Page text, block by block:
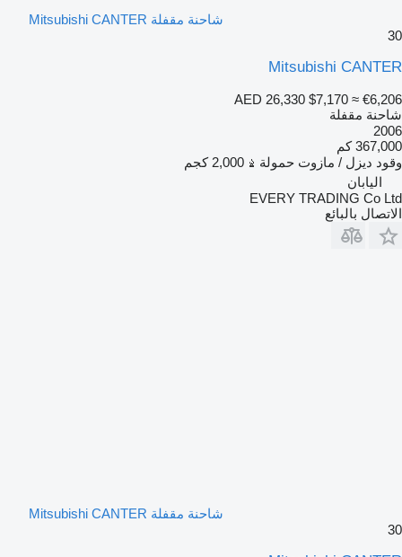
شاحنة مقفلة Mitsubishi CANTER
30
Mitsubishi CANTER
AED 26,330 $7,170 ≈ €6,206
شاحنة مقفلة
2006
367,000 كم
وقود ديزل / مازوت حمولة
2,000 كجم
اليابان
EVERY TRADING Co Ltd
الاتصال بالبائع
شاحنة مقفلة Mitsubishi CANTER
30